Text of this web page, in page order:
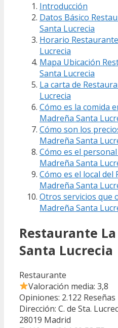
Introducción
Datos Básico
Santa Lucrecia
Horario
Lucrecia
Mapa Ubicación
Santa Lucrecia
La carta de
Lucrecia
Cómo es la comida
Madreña Santa
Cómo son los
Madreña Santa
Cómo es el
Madreña Santa
Cómo es el local del
Madreña Santa
Otros servicios que
Madreña Santa
Restaurante
Santa Lucrecia
Restaurante
Valoración media: 3,8
Opiniones: 2.122 Reseñas
Dirección: C. de Sta.
28019 Madrid